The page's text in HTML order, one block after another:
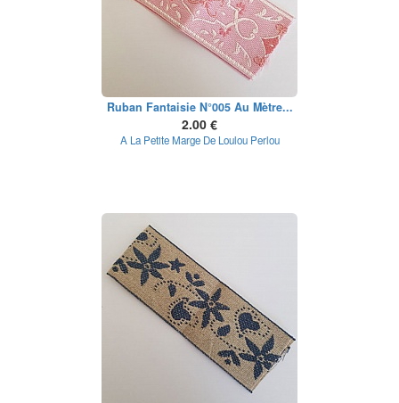
Ruban Fantaisie N°005 Au Mètre...
2.00 €
A La Petite Marge De Loulou Perlou